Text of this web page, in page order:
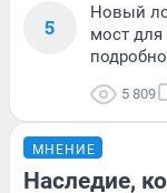
5
Новый
мост для
5 809
МНЕНИЕ
Наследие,